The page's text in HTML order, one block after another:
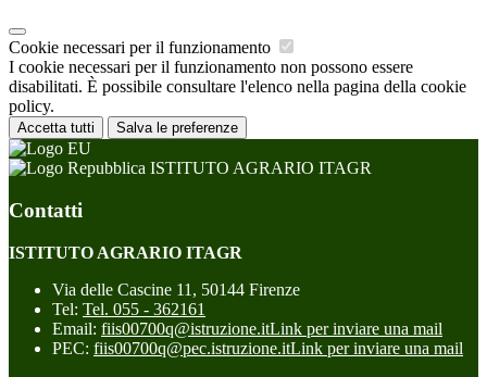
Cookie necessari per il funzionamento
I cookie necessari per il funzionamento non possono essere
disabilitati. È possibile consultare l'elenco nella pagina della cookie
policy.
Accetta tutti Salva le preferenze
ISTITUTO AGRARIO ITAGR
Contatti
ISTITUTO AGRARIO ITAGR
Via delle Cascine 11, 50144 Firenze
Tel: Tel. 055 - 362161
Email: fiis00700q@istruzione.itLink per inviare una mail
PEC: fiis00700q@pec.istruzione.itLink per inviare una mail